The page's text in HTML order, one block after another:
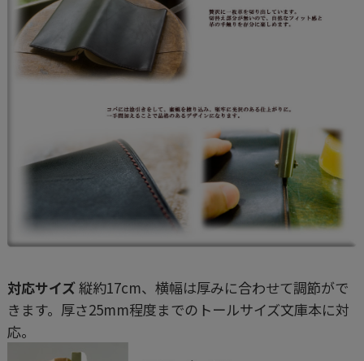
対応サイズ縦約17cm、横幅は厚みに合わせて調節がで
きます。厚さ25mm程度までのトールサイズ文庫本に対
応。